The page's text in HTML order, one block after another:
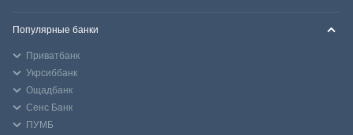
Популярные банки
Приватбанк
Укрсиббанк
Ощадбанк
Сенс Банк
ПУМБ